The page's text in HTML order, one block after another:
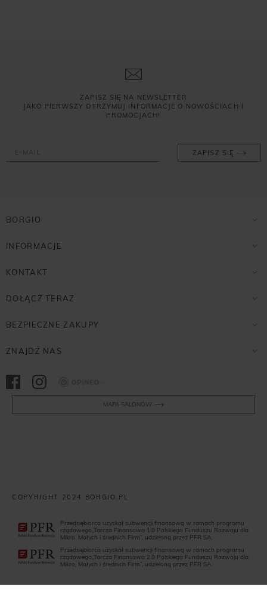
ZAPISZ SIĘ NA NEWSLETTER
JAKO PIERWSZY OTRZYMUJ INFORMACJE O NOWOŚCIACH I
PROMOCJACH!
ZAPISZ SIĘ
BORGIO
INFORMACJE
KONTAKT
DOŁĄCZ TERAZ
BEZPIECZNE ZAKUPY
ZNAJDŹ NAS
MAPA SALONÓW
COPYRIGHT 2024 BORGIO.PL
Przedsiębiorca uzyskał subwencji finansową w ramach programu
rządowego„Tarcza Finansowa 1.0 Polskiego Funduszu Rozwoju dla
Mikro, Małych i średnich Firm”, udzieloną przez PFR SA.
Przedsiębiorca uzyskał subwencji finansową w ramach programu
rządowego„Tarcza Finansowa 2.0 Polskiego Funduszu Rozwoju dla
Mikro, Małych i średnich Firm”, udzieloną przez PFR SA.